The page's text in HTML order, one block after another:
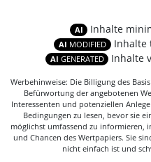
AI Inhalte
AI MODIFIED Inhalte
AI GENERATED Inhalte
Werbehinweise: Die Billigung des
Befürwortung der angebotenen
Interessenten und potenziellen
Bedingungen zu lesen, bevor sie
möglichst umfassend zu informieren,
und Chancen des Wertpapiers. Sie
nicht einfach ist und